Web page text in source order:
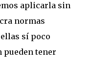
aplicarla sin
normas
sí poco
pueden tener